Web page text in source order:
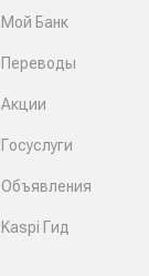
Мой Банк
Переводы
Акции
Госуслуги
Объявления
Kaspi Гид